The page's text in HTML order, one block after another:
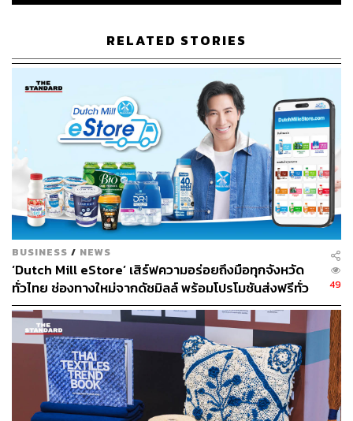
FWD ประกันชีวิต จึงเลือกปรับแนวทางการสื่อสารเนื้อหาใน
เล่มกรมธรรม์รูปแบบใหม่ ‘FWD Clarity Policy Manual’ ภาย
ใต้แนวคิด ‘Clarity’ ที่ให้ความสำคัญกับ ‘ความชัดเจน’ ใน
การสื่อสารด้วยภาษาที่เข้าใจง่าย ไม่ซับซ้อน ใช้การออกแบบ
เพื่อช่วยในการเล่าเรื่องและเน้นย้ำจุดที่สำคัญ โดยยังคง
ความเป็น ‘FWD ประกันชีวิต’ บริษัทประกันที่ยึดถือเรื่อง
ความโปร่งใสเป็นสำคัญ เพื่อทำให้ลูกค้าเกิดความเข้าใจ
อย่างแท้จริง และรับรู้ถึงผลประโยชน์ของความคุ้มครองตาม
กรมธรรม์ของตัวเองได้ชัดเจนยิ่งขึ้น
RELATED STORIES
BUSINESS / NEWS
‘Dutch Mill eStore’ เสิร์ฟความอร่อยถึงมือทุกจังหวัด
ทั่วไทย ช่องทางใหม่จากดัชมิลล์ พร้อมโปรโมชันส่งฟรีทั่ว
ประเทศ ส่งไว สั่งก่อนเที่ยง ได้ของวันถัดไป ส่งสินค้าแบบ
เย็นตรงจากโรงงาน [ADVERTORIAL]
49